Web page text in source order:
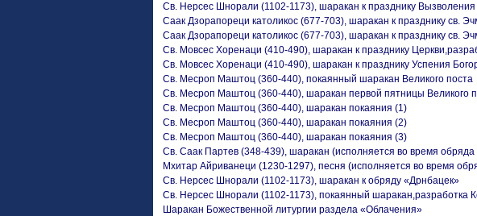
Св. Нерсес Шнорали (1102-1173), шаракан к празднику
Саак Дзорапореци католикос (677-703), шаракан к празднику св.
Саак Дзорапореци католикос (677-703), шаракан к празднику св.
Св. Мовсес Хоренаци (410-490), шаракан к празднику
Св. Мовсес Хоренаци (410-490), шаракан к празднику Успения
Св. Месроп Маштоц (360-440), покаянный шаракан Великого поста
Св. Месроп Маштоц (360-440), шаракан первой пятницы Великого
Св. Месроп Маштоц (360-440), шаракан покаяния (1)
Св. Месроп Маштоц (360-440), шаракан покаяния (2)
Св. Месроп Маштоц (360-440), шаракан покаяния (3)
Св. Саак Партев (348-439), шаракан (исполняется во время обряда
Мхитар Айриванеци (1230-1297), песня (исполняется во время
Св. Нерсес Шнорали (1102-1173), шаракан к обряду «Дрнбацек»
Св. Нерсес Шнорали (1102-1173), покаянный шаракан,разработка
Шаракан Божественной литургии раздела «Облачения»